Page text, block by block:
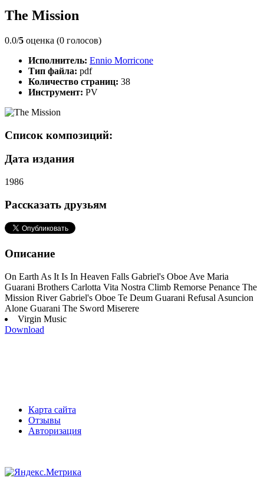
The Mission
0.0/5 оценка (0 голосов)
Исполнитель: Ennio Morricone
Тип файла: pdf
Количество страниц: 38
Инструмент: PV
Список композиций:
Дата издания
1986
Рассказать друзьям
Описание
On Earth As It Is In Heaven Falls Gabriel's Oboe Ave Maria
Guarani Brothers Carlotta Vita Nostra Climb Remorse Penance The
Mission River Gabriel's Oboe Te Deum Guarani Refusal Asuncion
Alone Guarani The Sword Miserere
Virgin Music
Download
Карта сайта
Отзывы
Авторизация